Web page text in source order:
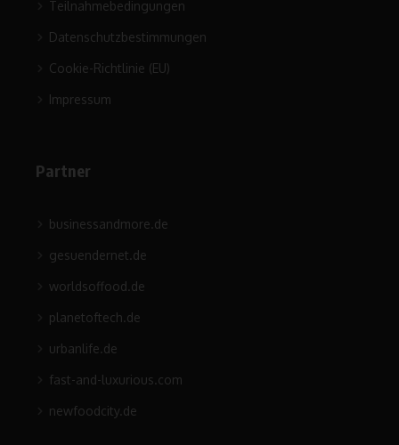
Teilnahmebedingungen
Datenschutzbestimmungen
Cookie-Richtlinie (EU)
Impressum
Partner
businessandmore.de
gesuendernet.de
worldsoffood.de
planetoftech.de
urbanlife.de
fast-and-luxurious.com
newfoodcity.de